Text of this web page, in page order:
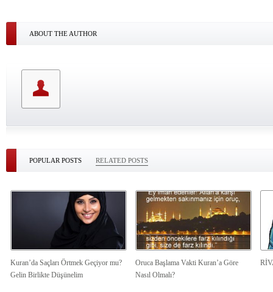
ABOUT THE AUTHOR
POPULAR POSTS RELATED POSTS
Kuran’da Saçları Örtmek Geçiyor mu?
Gelin Birlikte Düşünelim
Oruca Başlama Vakti Kuran’a Göre
Nasıl Olmalı?